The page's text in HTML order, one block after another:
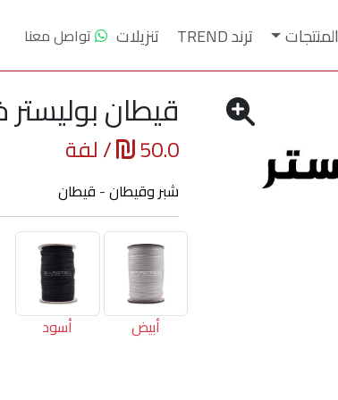
المنتجات ترند TREND تنزيلات تواصل معنا
قيطان
50.0 / لفة
شبر وقيطان- قيطان
أبيض أسود